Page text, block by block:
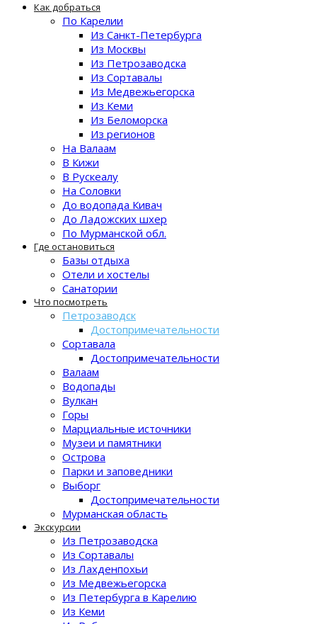
Как добраться
По Карелии
Из Санкт-Петербурга
Из Москвы
Из Петрозаводска
Из Сортавалы
Из Медвежьегорска
Из Кеми
Из Беломорска
Из регионов
На Валаам
В Кижи
В Рускеалу
На Соловки
До водопада Кивач
До Ладожских шхер
По Мурманской обл.
Где остановиться
Базы отдыха
Отели и хостелы
Санатории
Что посмотреть
Петрозаводск
Достопримечательности
Сортавала
Достопримечательности
Валаам
Водопады
Вулкан
Горы
Марциальные источники
Музеи и памятники
Острова
Парки и заповедники
Выборг
Достопримечательности
Мурманская область
Экскурсии
Из Петрозаводска
Из Сортавалы
Из Лахденпохьи
Из Медвежьегорска
Из Петербурга в Карелию
Из Кеми